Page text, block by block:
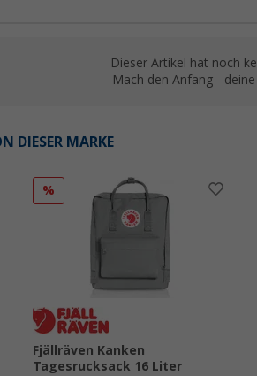
Dieser Artikel hat noch
Mach den Anfang -
DIESER MARKE
%
Fjällräven Kanken
Tagesrucksack 16 Liter